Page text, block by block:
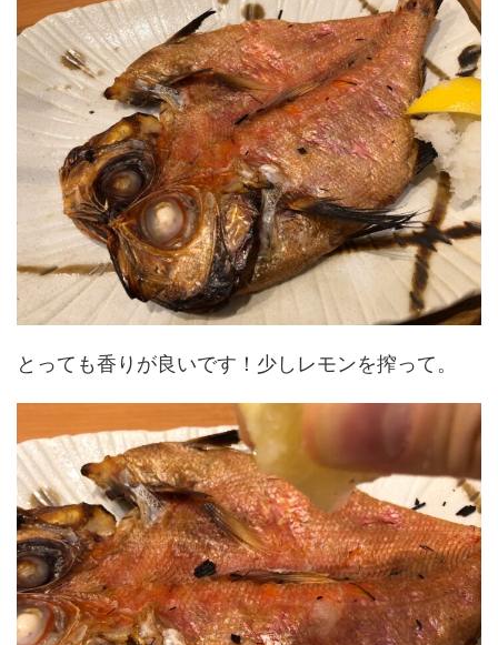
とっても香りが良いです！少しレモンを搾って。